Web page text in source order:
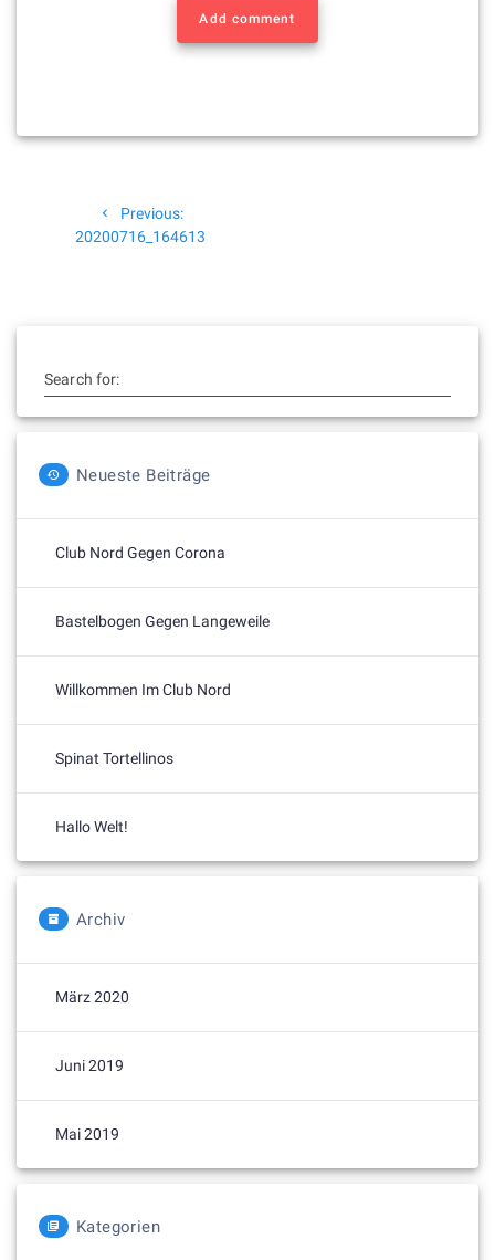
Add comment
Previous:Previous
post:
20200716_164613
Search for:
Neueste Beiträge
Club Nord Gegen Corona
Bastelbogen Gegen Langeweile
Willkommen Im Club Nord
Spinat Tortellinos
Hallo Welt!
Archiv
März 2020
Juni 2019
Mai 2019
Kategorien